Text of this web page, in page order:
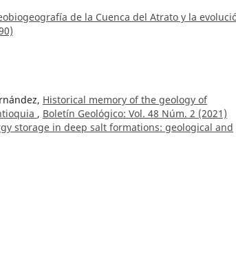
de la Cuenca del Atrato y la
Historical memory of the geology of
, Boletín Geológico: Vol. 48 Núm. 2 (2021)
storage in deep salt formations: geological and